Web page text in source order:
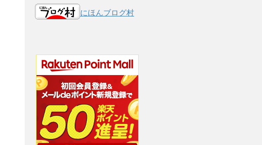
にほんブログ村